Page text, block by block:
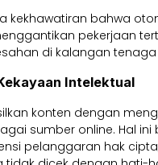
kekhawatiran bahwa
pekerjaan
di kalangan tenaga
Intelektual
konten dengan
sumber online. Hal ini
pelanggaran hak